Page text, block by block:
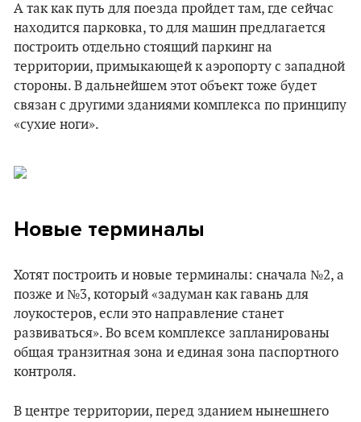
А так как путь для поезда пройдет там, где сейчас
находится парковка, то для машин предлагается
построить отдельно стоящий паркинг на
территории, примыкающей к аэропорту с западной
стороны. В дальнейшем этот объект тоже будет
связан с другими зданиями комплекса по принципу
«сухие ноги».
Новые терминалы
Хотят построить и новые терминалы: сначала №2, а
позже и №3, который «задуман как гавань для
лоукостеров, если это направление станет
развиваться». Во всем комплексе запланированы
общая транзитная зона и единая зона паспортного
контроля.
В центре территории, перед зданием нынешнего